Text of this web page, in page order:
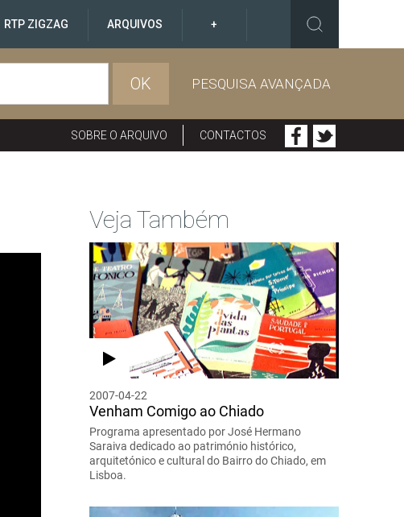
RTP ZIGZAG ARQUIVOS +
OK PESQUISA AVANÇADA
SOBRE O ARQUIVO CONTACTOS
Veja Também
2007-04-22
Venham Comigo ao Chiado
Programa apresentado por José Hermano
Saraiva dedicado ao património histórico,
arquitetónico e cultural do Bairro do Chiado, em
Lisboa.